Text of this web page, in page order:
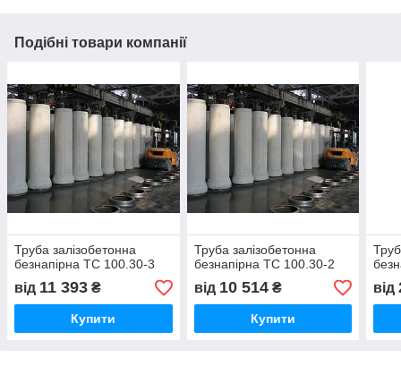
Подібні товари компанії
Труба залізобетонна
безнапірна ТС 100.30-3
від 11 393 ₴
Купити
Труба залізобетонна
безнапірна ТС 100.30-2
від 10 514₴
Купити
від